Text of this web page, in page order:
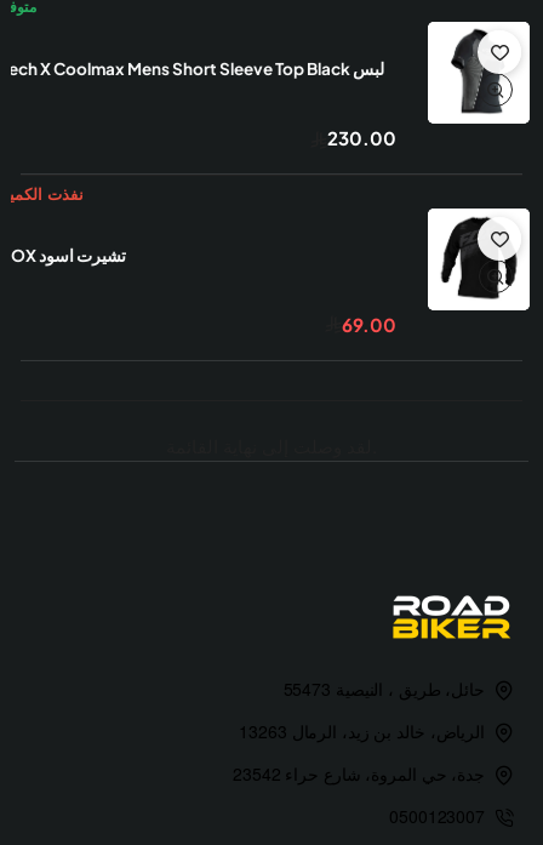
لبس Tech X Coolmax Mens Short Sleeve Top Black
230.00
تشيرت اسود FOX
69.00
حائل، طريق ، النيصية 55473
الرياض، خالد بن زيد، الرمال 13263
جدة، حي المروة، شارع حراء 23542
0500123007